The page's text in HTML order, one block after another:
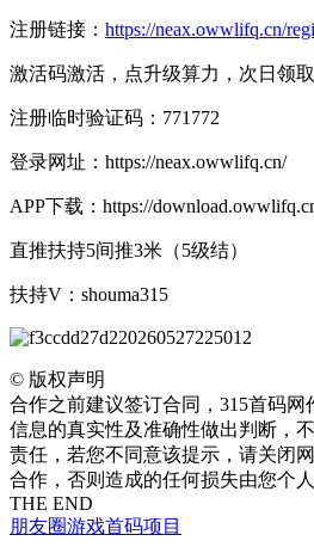
注册链接： https://neax.owwlifq.cn/
激活码激活，点升级算力，次日领取
注册临时验证码：771772
登录网址：https://neax.owwlifq.cn/
APP下载：https://
直推扶持5间推3米（5级结）
扶持V：shouma315
© 版权声明
合作之前建议签订合同，315首码
信息的真实性及准确性做出判断，
责任，若您不同意该提示，请关闭
合作，否则造成的任何损失由您个人
THE END
朋友圈游戏首码项目